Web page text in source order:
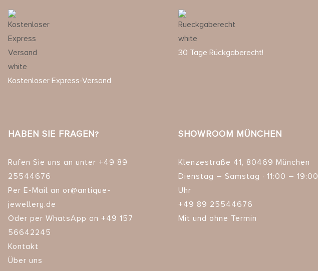
Kostenloser Express-Versand
30 Tage Rückgaberecht!
HABEN SIE FRAGEN?
Rufen Sie uns an unter +49 89
25544676
Per E-Mail an or@antique-
jewellery.de
Oder per WhatsApp an +49 157
56642245
Kontakt
Über uns
SHOWROOM MÜNCHEN
Klenzestraße 41, 80469 München
Dienstag – Samstag · 11:00 – 19:00
Uhr
+49 89 25544676
Mit und ohne Termin